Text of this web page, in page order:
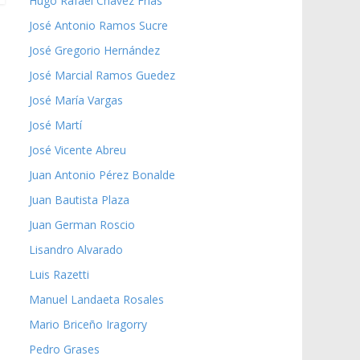
José Antonio Ramos Sucre
José Gregorio Hernández
José Marcial Ramos Guedez
José María Vargas
José Martí
José Vicente Abreu
Juan Antonio Pérez Bonalde
Juan Bautista Plaza
Juan German Roscio
Lisandro Alvarado
Luis Razetti
Manuel Landaeta Rosales
Mario Briceño Iragorry
Pedro Grases